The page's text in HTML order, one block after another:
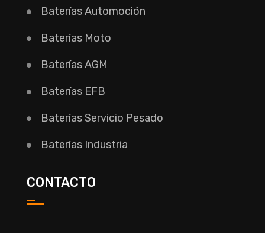
Baterías Automoción
Baterías Moto
Baterías AGM
Baterías EFB
Baterías Servicio Pesado
Baterías Industria
CONTACTO